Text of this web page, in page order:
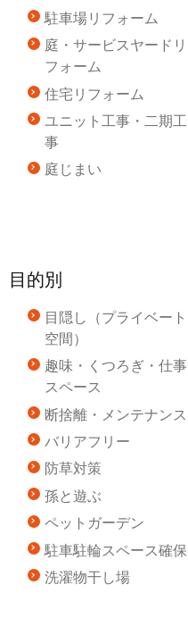
駐車場リフォーム
庭・サービスヤードリ
フォーム
住宅リフォーム
ユニット工事・二期工
事
庭じまい
目的別
目隠し（プライベート
空間）
趣味・くつろぎ・仕事
スペース
断捨離・メンテナンス
バリアフリー
防草対策
孫と遊ぶ
ペットガーデン
駐車駐輪スペース確保
洗濯物干し場